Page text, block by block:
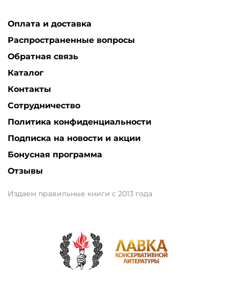
Оплата и доставка
Распространенные вопросы
Обратная связь
Каталог
Контакты
Сотрудничество
Политика конфиденциальности
Подписка на новости и акции
Бонусная программа
Отзывы
Издаем правильные книги с 2013 года